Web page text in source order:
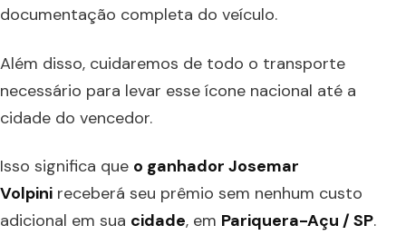
documentação completa do veículo.
Além disso, cuidaremos de todo o transporte
necessário para levar esse ícone nacional até a
cidade do vencedor.
Isso significa que o ganhador Josemar
Volpini receberá seu prêmio sem nenhum custo
adicional em sua cidade, em Pariquera-Açu / SP.